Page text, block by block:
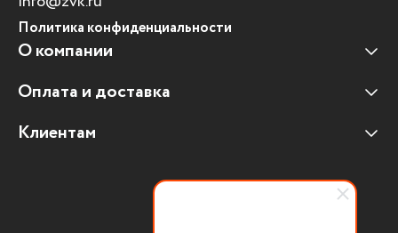
Политика конфиденциальности
О компании
Наши клиенты
Отзывы клиентов
Оплата и доставка
Оплата и доставка
Клиентам